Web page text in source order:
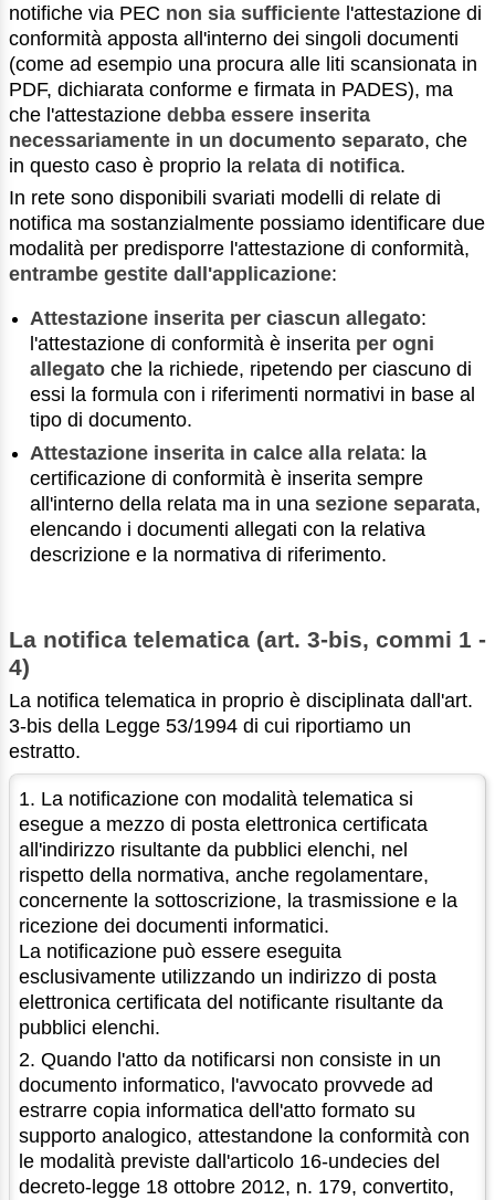
notifiche via PEC non sia sufficiente l'attestazione di
conformità apposta all'interno dei singoli documenti
(come ad esempio una procura alle liti scansionata in
PDF, dichiarata conforme e firmata in PADES), ma
che l'attestazione debba essere inserita
necessariamente in un documento separato, che
in questo caso è proprio la relata di notifica.
In rete sono disponibili svariati modelli di relate di
notifica ma sostanzialmente possiamo identificare due
modalità per predisporre l'attestazione di conformità,
entrambe gestite dall'applicazione:
Attestazione inserita per ciascun allegato:
l'attestazione di conformità è inserita per ogni
allegato che la richiede, ripetendo per ciascuno di
essi la formula con i riferimenti normativi in base al
tipo di documento.
Attestazione inserita in calce alla relata: la
certificazione di conformità è inserita sempre
all'interno della relata ma in unasezione separata,
elencando i documenti allegati con la relativa
descrizione e la normativa di riferimento.
La notifica telematica (art. 3-bis, commi 1 -
4)
La notifica telematica in proprio è disciplinata dall'art.
3-bis della Legge 53/1994 di cui riportiamo un
estratto.
1. La notificazione con modalità telematica si
esegue a mezzo di posta elettronica certificata
all'indirizzo risultante da pubblici elenchi, nel
rispetto della normativa, anche regolamentare,
concernente la sottoscrizione, la trasmissione e la
ricezione dei documenti informatici.
La notificazione può essere eseguita
esclusivamente utilizzando un indirizzo di posta
elettronica certificata del notificante risultante da
pubblici elenchi.
2. Quando l'atto da notificarsi non consiste in un
documento informatico, l'avvocato provvede ad
estrarre copia informatica dell'atto formato su
supporto analogico, attestandone la conformità con
le modalità previste dall'articolo 16-undecies del
decreto-legge 18 ottobre 2012, n. 179, convertito,